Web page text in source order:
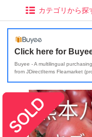
カテゴリから探
Click here for
Buyee - A multilingual
from JDirectItems Fleamarket